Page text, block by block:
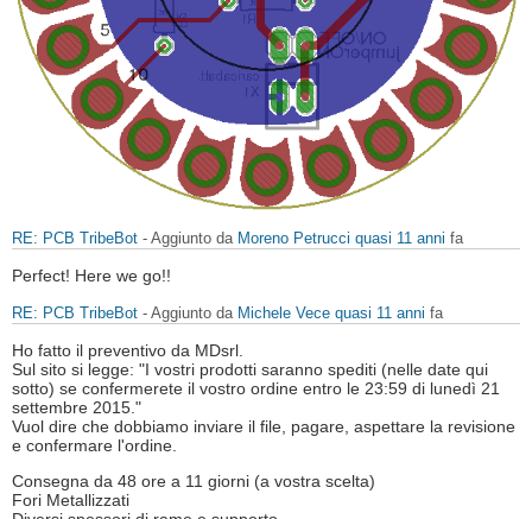
RE: PCB TribeBot - Aggiunto da Moreno Petrucci quasi 11 anni fa
Perfect! Here we go!!
RE: PCB TribeBot - Aggiunto da Michele Vece quasi 11 anni fa
Ho fatto il preventivo da MDsrl.
Sul sito si legge: "I vostri prodotti saranno spediti (nelle date qui
sotto) se confermerete il vostro ordine entro le 23:59 di lunedì 21
settembre 2015."
Vuol dire che dobbiamo inviare il file, pagare, aspettare la revisione
e confermare l'ordine.
Consegna da 48 ore a 11 giorni (a vostra scelta)
Fori Metallizzati